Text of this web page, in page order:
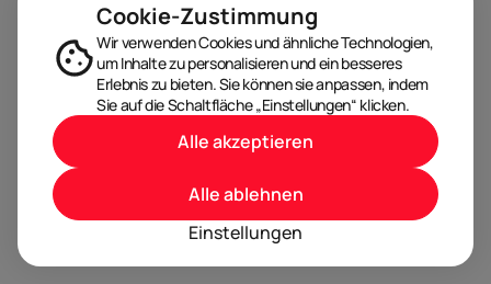
Cookie-Zustimmung
Wir verwenden Cookies und ähnliche Technologien,
um Inhalte zu personalisieren und ein besseres
Erlebnis zu bieten. Sie können sie anpassen, indem
Sie auf die Schaltfläche „Einstellungen“ klicken.
Einstellungen
Alle ablehnen
Alle akzeptieren